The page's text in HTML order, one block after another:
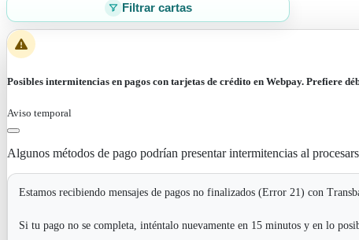
Filtrar cartas
Posibles intermitencias en pagos con tarjetas de crédito en Webpay. Prefiere
Aviso temporal
Algunos métodos de pago podrían presentar intermitencias al
Estamos recibiendo mensajes de pagos no finalizados (Error 21) con
Si tu pago no se completa, inténtalo nuevamente en 15 minutos y en lo